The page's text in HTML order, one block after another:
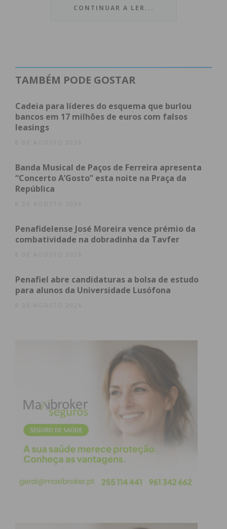
LIGUE 760 205 025
2.ª Votação: 17.45 h. – 19.45 h. +/- (apuramento do
Vencedor)
Índice
de Nós
Subscreva a newsletter do Imediato
As “Castanholas de Freamunde – Pedaços de Nós”,
são um dos vários projetos da Associação Cultural
ensaios em 2004 e fez a sua primeira aparição
pública a 25 de junho de 2005, lançando nesse dia o
castanholas que tendo uma forte tradição em
Freamunde e na região, que estava esquecido e a
desaparecer. A sua tradição nesta terra, prende-se
com o facto de Freamunde ser uma terra de
marceneiros e de móveis desde os anos 20 do
século passado. Sendo um instrumento de madeira
e de fácil execução era construído pelos
marceneiros para se divertirem e era um brinquedo
acessível que podiam oferecer aos seus filhos.
Este grupo musical é constituído por cerca de 18
viola de arco, com membros com idades entre os 20
CONTINUAR A LER...
TAMBÉM PODE GOSTAR
Cadeia para líderes do esquema que burlou
bancos em 17 milhões de euros com falsos
leasings
8 DE AGOSTO 2026
Banda Musical de Paços de Ferreira apresenta
“Concerto A’Gosto” esta noite na Praça da
República
8 DE AGOSTO 2026
Penafidelense José Moreira vence prémio da
combatividade na dobradinha da Tavfer
8 DE AGOSTO 2026
Penafiel abre candidaturas a bolsa de estudo
para alunos da Universidade Lusófona
8 DE AGOSTO 2026